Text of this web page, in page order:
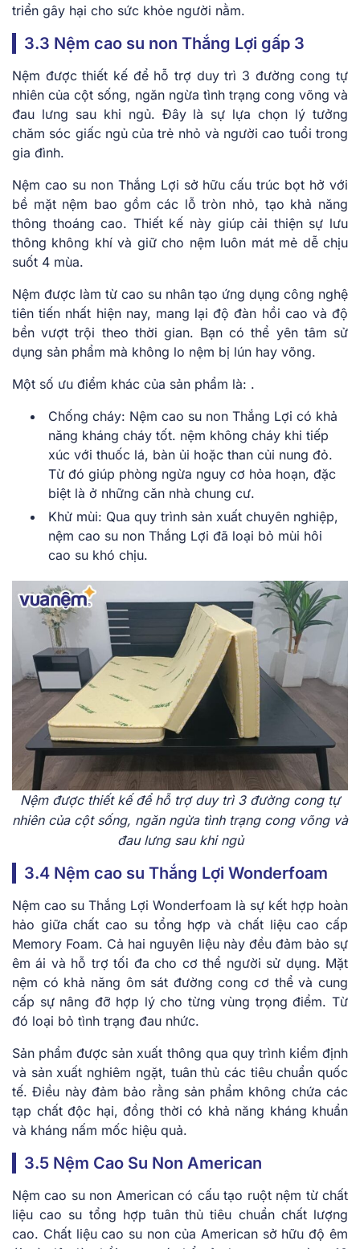
triển gây hại cho sức khỏe người nằm.
3.3 Nệm cao su non Thắng Lợi gấp 3
Nệm được thiết kế để hỗ trợ duy trì 3 đường cong tự
nhiên của cột sống, ngăn ngừa tình trạng cong võng và
đau lưng sau khi ngủ. Đây là sự lựa chọn lý tưởng
chăm sóc giấc ngủ của trẻ nhỏ và người cao tuổi trong
gia đình.
Nệm cao su non Thắng Lợi sở hữu cấu trúc bọt hở với
bề mặt nệm bao gồm các lỗ tròn nhỏ, tạo khả năng
thông thoáng cao. Thiết kế này giúp cải thiện sự lưu
thông không khí và giữ cho nệm luôn mát mẻ dễ chịu
suốt 4 mùa.
Nệm được làm từ cao su nhân tạo ứng dụng công nghệ
tiên tiến nhất hiện nay, mang lại độ đàn hồi cao và độ
bền vượt trội theo thời gian. Bạn có thể yên tâm sử
dụng sản phẩm mà không lo nệm bị lún hay võng.
Một số ưu điểm khác của sản phẩm là: .
Chống cháy: Nệm cao su non Thắng Lợi có khả
năng kháng cháy tốt. nệm không cháy khi tiếp
xúc với thuốc lá, bàn ủi hoặc than củi nung đỏ.
Từ đó giúp phòng ngừa nguy cơ hỏa hoạn, đặc
biệt là ở những căn nhà chung cư.
Khử mùi: Qua quy trình sản xuất chuyên nghiệp,
nệm cao su non Thắng Lợi đã loại bỏ mùi hôi
cao su khó chịu.
Nệm được thiết kế để hỗ trợ duy trì 3 đường cong tự
nhiên của cột sống, ngăn ngừa tình trạng cong võng và
đau lưng sau khi ngủ
3.4 Nệm cao su Thắng Lợi Wonderfoam
Nệm cao su Thắng Lợi Wonderfoam là sự kết hợp hoàn
hảo giữa chất cao su tổng hợp và chất liệu cao cấp
Memory Foam. Cả hai nguyên liệu này đều đảm bảo sự
êm ái và hỗ trợ tối đa cho cơ thể người sử dụng. Mặt
nệm có khả năng ôm sát đường cong cơ thể và cung
cấp sự nâng đỡ hợp lý cho từng vùng trọng điểm. Từ
đó loại bỏ tình trạng đau nhức.
Sản phẩm được sản xuất thông qua quy trình kiểm định
và sản xuất nghiêm ngặt, tuân thủ các tiêu chuẩn quốc
tế. Điều này đảm bảo rằng sản phẩm không chứa các
tạp chất độc hại, đồng thời có khả năng kháng khuẩn
và kháng nấm mốc hiệu quả.
3.5 Nệm Cao Su Non American
Nệm cao su non American có cấu tạo ruột nệm từ chất
liệu cao su tổng hợp tuân thủ tiêu chuẩn chất lượng
cao. Chất liệu cao su non của American sở hữu độ êm